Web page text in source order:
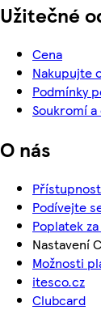
Užitečné
Cena
Nakupujte
Podmínky
Soukromí
O nás
Přístupnost
Podívejte
Poplatek
Nastavení
Možnosti
itesco.cz
Clubcard